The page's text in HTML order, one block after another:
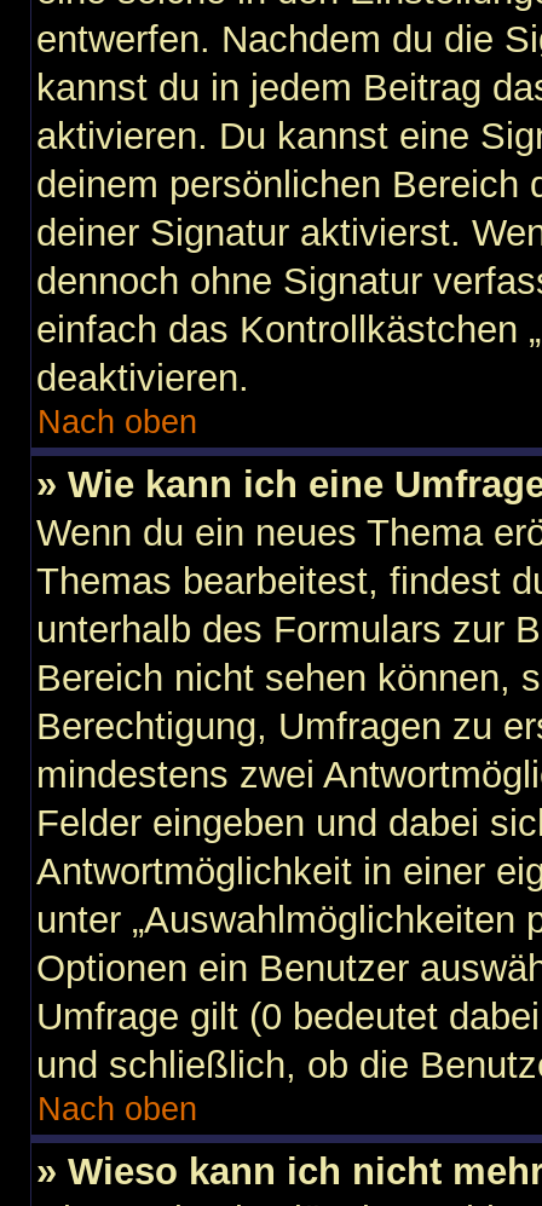
entwerfen. Nachdem du die
kannst du in jedem Beitrag
aktivieren. Du kannst eine
deinem persönlichen Bereich
deiner Signatur aktivierst.
dennoch ohne Signatur
einfach das Kontrollkästchen
deaktivieren.
Nach oben
» Wie kann ich eine
Wenn du ein neues Thema
Themas bearbeitest, findest
unterhalb des Formulars zur
Bereich nicht sehen können,
Berechtigung, Umfragen zu
mindestens zwei
Felder eingeben und dabei
Antwortmöglichkeit in einer
unter „Auswahlmöglichkeiten
Optionen ein Benutzer
Umfrage gilt (0 bedeutet
und schließlich, ob die
Nach oben
» Wieso kann ich nicht